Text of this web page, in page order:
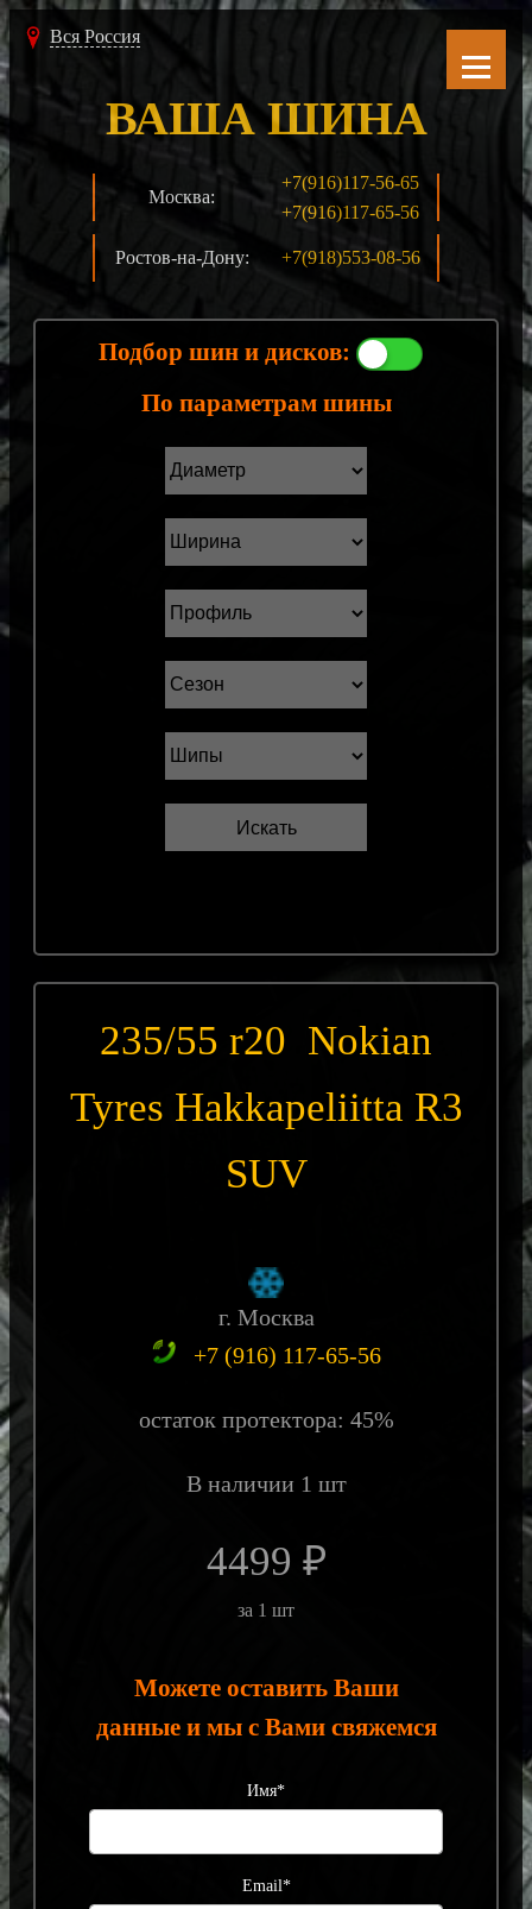
Вся Россия
Москва:
+7(916)117-56-65
+7(916)117-65-56
Ростов-на-Дону: +7(918)553-08-56
ВАША ШИНА
Подбор шин и дисков:
По параметрам шины
235/55 r20 Nokian
Tyres Hakkapeliitta R3
SUV
г. Москва
+7 (916) 117-65-56
остаток протектора: 45%
В наличии 1 шт
4499 ₽
за 1 шт
Можете оставить Ваши
данные и мы с Вами свяжемся
Имя*
Email*